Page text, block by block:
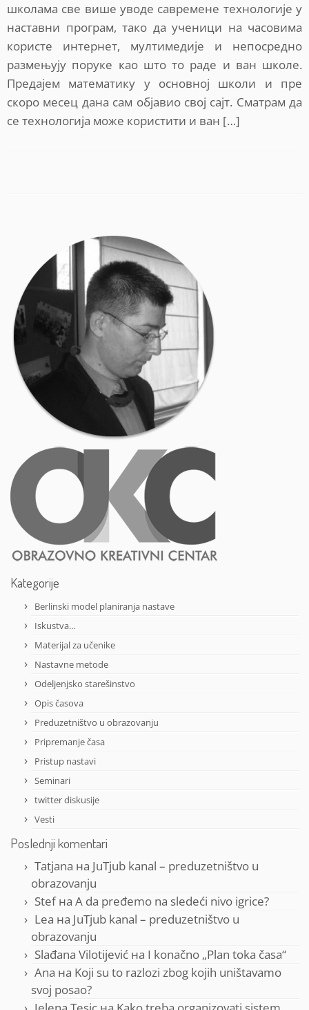
школама све више уводе савремене технологије у
наставни програм, тако да ученици на часовима
користе интернет, мултимедије и непосредно
размењују поруке као што то раде и ван школе.
Предајем математику у основној школи и пре
скоро месец дана сам објавио свој сајт. Сматрам да
се технологија може користити и ван […]
Kategorije
Berlinski model planiranja nastave
Iskustva…
Materijal za učenike
Nastavne metode
Odeljenjsko starešinstvo
Opis časova
Preduzetništvo u obrazovanju
Pripremanje časa
Pristup nastavi
Seminari
twitter diskusije
Vesti
Poslednji komentari
Tatjana на JuTjub kanal – preduzetništvo u
obrazovanju
Stefна A da pređemo na sledeći nivo igrice?
Lea на JuTjub kanal – preduzetništvo u
obrazovanju
Slađana Vilotijević на I konačno „Plan toka časa“
Ana на Koji su to razlozi zbog kojih uništavamo
svoj posao?